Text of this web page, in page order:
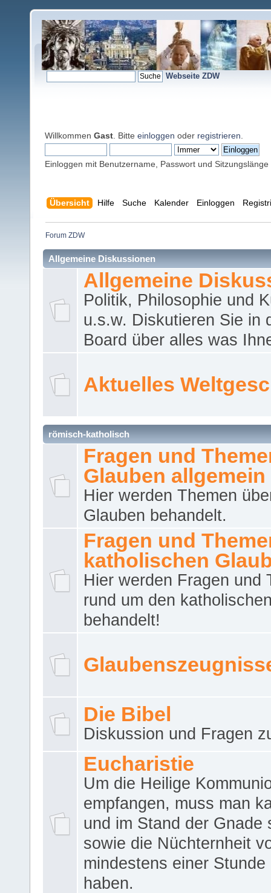
Webseite ZDW
Willkommen Gast . Bitte einloggen oder registrieren
Einloggen mit Benutzername, Passwort und Sitzungslänge
Übersicht Hilfe Suche Kalender Einloggen
Forum ZDW
Allgemeine Diskussionen
Allgemeine
Politik, Philosophie und
u.s.w. Diskutieren Sie in
Board über alles was
Aktuelles
römisch-katholisch
Fragen und
Glauben allgemein
Hier werden Themen
Glauben behandelt.
Fragen und
katholischen
Hier werden Fragen und
rund um den
behandelt!
Die Bibel
Diskussion und Fragen
Eucharistie
Um die Heilige
empfangen, muss man
und im Stand der Gnade
sowie die Nüchternheit
mindestens einer Stunde
haben.